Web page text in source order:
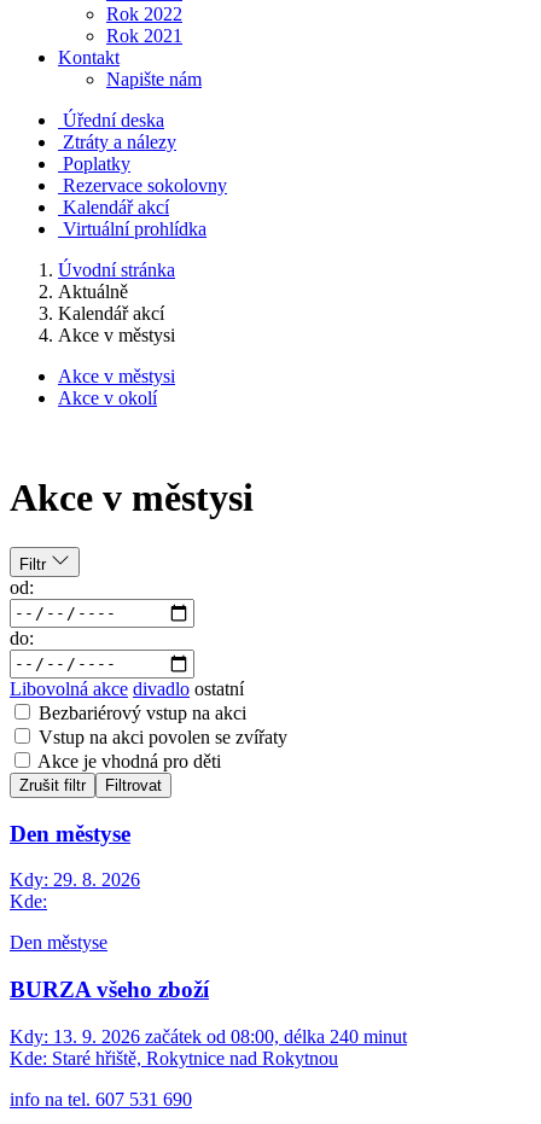
Rok 2022
Rok 2021
Kontakt
Napište nám
Úřední deska
Ztráty a nálezy
Poplatky
Rezervace sokolovny
Kalendář akcí
Virtuální prohlídka
Úvodní stránka
Aktuálně
Kalendář akcí
Akce v městysi
Akce v městysi
Akce v okolí
Akce v městysi
Filtr
od:
do:
Libovolná akce divadlo ostatní
Bezbariérový vstup na akci
Vstup na akci povolen se zvířaty
Akce je vhodná pro děti
Zrušit filtr Filtrovat
Den městyse
Kdy: 29. 8. 2026
Kde:
Den městyse
BURZA všeho zboží
Kdy: 13. 9. 2026 začátek od 08:00, délka 240 minut
Kde: Staré hřiště, Rokytnice nad Rokytnou
info na tel. 607 531 690